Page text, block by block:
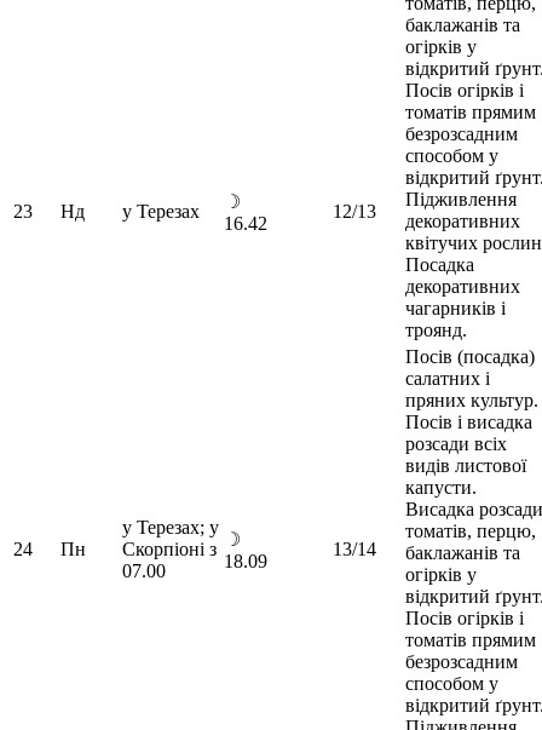
баклажанів та
огірків у
відкритий
Посів огірків і
томатів прямим
безрозсадним
способом у
відкритий
Підживлення
декоративних
квітучих
Посадка
декоративних
чагарників і
троянд.
23 Нд у Терезах
☽
16.42
12/13
24 Пн
у Терезах; у
Скорпіоні з
07.00
☽
18.09
13/14
Посів (посадка)
салатних і
пряних культур.
Посів і висадка
розсади всіх
видів листової
капусти.
Висадка розсади
томатів, перцю,
баклажанів та
огірків у
відкритий
Посів огірків і
томатів прямим
безрозсадним
способом у
відкритий